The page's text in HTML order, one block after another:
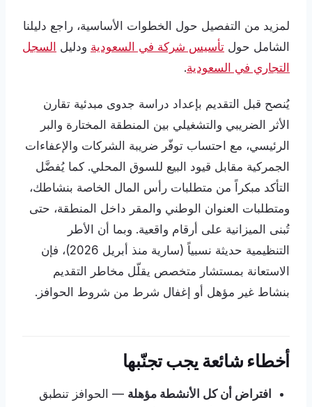
لمزيد من التفصيل حول الخطوات الأساسية، راجع دليلنا
الشامل حول تأسيس شركة في السعودية ودليل السجل
التجاري في السعودية.
يُنصح قبل التقديم بإعداد دراسة جدوى مبدئية تقارن
الأثر الضريبي والتشغيلي بين المنطقة المختارة والبر
الرئيسي، مع احتساب توفّر ضريبة الشركات والإعفاءات
الجمركية مقابل قيود البيع للسوق المحلي. كما يُفضَّل
التأكد مبكراً من متطلبات رأس المال الخاصة بنشاطك،
ومتطلبات العنوان الوطني والمقر داخل المنطقة، حتى
تُبنى الميزانية على أرقام واقعية. وبما أن الأطر
التنظيمية حديثة نسبياً (سارية منذ أبريل 2026)، فإن
الاستعانة بمستشار متخصص يقلّل مخاطر التقديم
بنشاط غير مؤهل أو إغفال شرط من شروط الحوافز.
أخطاء شائعة يجب تجنّبها
افتراض أن كل الأنشطة مؤهلة — الحوافز تنطبق